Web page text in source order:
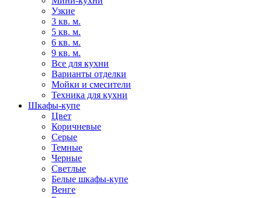
Узкие
3 кв. м.
5 кв. м.
6 кв. м.
9 кв. м.
Все для кухни
Варианты отделки
Мойки и смесители
Техника для кухни
Шкафы-купе
Цвет
Коричневые
Серые
Темные
Черные
Светлые
Белые шкафы-купе
Венге